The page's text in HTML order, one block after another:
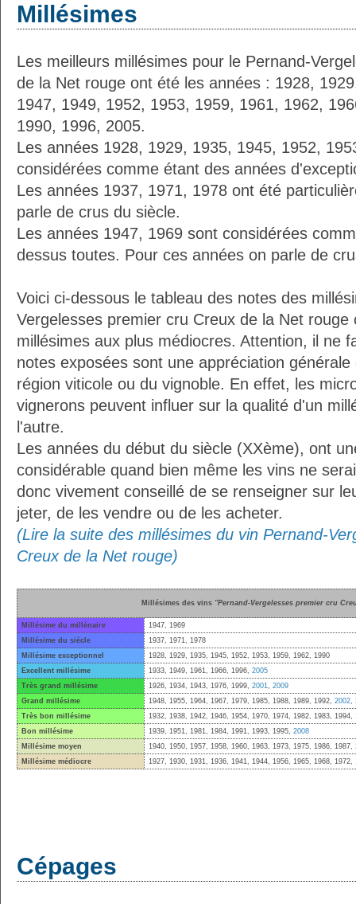
Millésimes
Les meilleurs millésimes pour le Pernand-
de la Net rouge ont été les années : 1928,
1947, 1949, 1952, 1953, 1959, 1961, 1962,
1990, 1996, 2005.
Les années 1928, 1929, 1935, 1945, 1952,
considérées comme étant des années
Les années 1937, 1971, 1978 ont été
parle de crus du siècle.
Les années 1947, 1969 sont considérées
dessus toutes. Pour ces années on parle de
Voici ci-dessous le tableau des notes des
Vergelesses premier cru Creux de la Net
millésimes aux plus médiocres. Attention, il ne
notes exposées sont une appréciation
région viticole ou du vignoble. En effet, les
vignerons peuvent influer sur la qualité d'un
l'autre.
Les années du début du siècle (XXème), ont
considérable quand bien même les vins ne
donc vivement conseillé de se renseigner sur
jeter, de les vendre ou de les acheter.
(Lire la suite des millésimes du vin Pernand-
Creux de la Net rouge)
Millésimes des vins "Pernand-Vergelesses premier cru
Millésime du millénaire
1947, 1969
Millésime du siècle
1937, 1971, 1978
Millésime exceptionnel
1928, 1929, 1935, 1945, 1952, 1953, 1959, 1962, 1990
Excellent millésime
1933, 1949, 1961, 1966, 1996, 2005
Très grand millésime
1926, 1934, 1943, 1976, 1999, 2001, 2009
Grand millésime
1948, 1955, 1964, 1967, 1979, 1985, 1988, 1989, 1992, 2002,
Très bon millésime
1932, 1938, 1942, 1946, 1954, 1970, 1974, 1982, 1983,
Bon millésime
1939, 1951, 1981, 1984, 1991, 1993, 1995, 2008
Millésime moyen
1940, 1950, 1957, 1958, 1960, 1963, 1973, 1975, 1986, 1987,
Millésime médiocre
1927, 1930, 1931, 1936, 1941, 1944, 1956, 1965, 1968, 1972,
Cépages